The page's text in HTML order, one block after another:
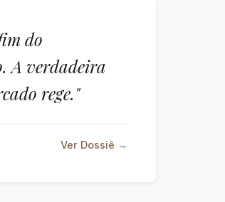
do
A verdadeira
rege."
Ver Dossiê →